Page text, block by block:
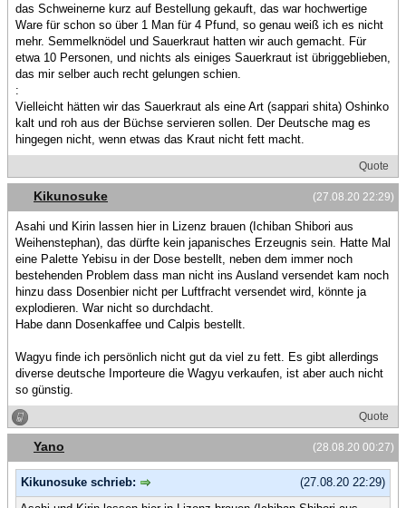
das Schweinerne kurz auf Bestellung gekauft, das war hochwertige
Ware für schon so über 1 Man für 4 Pfund, so genau weiß ich es nicht
mehr. Semmelknödel und Sauerkraut hatten wir auch gemacht. Für
etwa 10 Personen, und nichts als einiges Sauerkraut ist übriggeblieben,
das mir selber auch recht gelungen schien.
:
Vielleicht hätten wir das Sauerkraut als eine Art (sappari shita) Oshinko
kalt und roh aus der Büchse servieren sollen. Der Deutsche mag es
hingegen nicht, wenn etwas das Kraut nicht fett macht.
Quote
(27.08.20 22:29)
Kikunosuke
Asahi und Kirin lassen hier in Lizenz brauen (Ichiban Shibori aus
Weihenstephan), das dürfte kein japanisches Erzeugnis sein. Hatte Mal
eine Palette Yebisu in der Dose bestellt, neben dem immer noch
bestehenden Problem dass man nicht ins Ausland versendet kam noch
hinzu dass Dosenbier nicht per Luftfracht versendet wird, könnte ja
explodieren. War nicht so durchdacht.
Habe dann Dosenkaffee und Calpis bestellt.
Wagyu finde ich persönlich nicht gut da viel zu fett. Es gibt allerdings
diverse deutsche Importeure die Wagyu verkaufen, ist aber auch nicht
so günstig.
Quote
(28.08.20 00:27)
Yano
(27.08.20 22:29)
Kikunosuke schrieb: